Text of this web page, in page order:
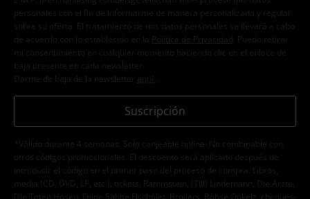
personales con el fin de informarme de manera personalizada y regular
sobre su oferta. El tratamiento de mis datos personales se llevará a cabo
de acuerdo con lo establecido en la
Política de Privacidad . Puedo retirar
mi consentimiento en cualquier momento haciendo clic en el enlace de
baja presente en cada newsletter.
Darme de baja de la newsletter
aquí
Suscripción
*Válido durante 4 semanas. Solo canjeable online. No combinable con
otros códigos promocionales. El descuento será aplicado después de
introducir el código en el primer paso del proceso de compra. Libros,
media (CD, DVD, LP, etc.), tickets, Rammstein, (Till) Lindemann, Die Ärzte,
Die Toten Hosen, Feine Sahne Fischfilet, Broilers, Böhse Onkelz, cheques-